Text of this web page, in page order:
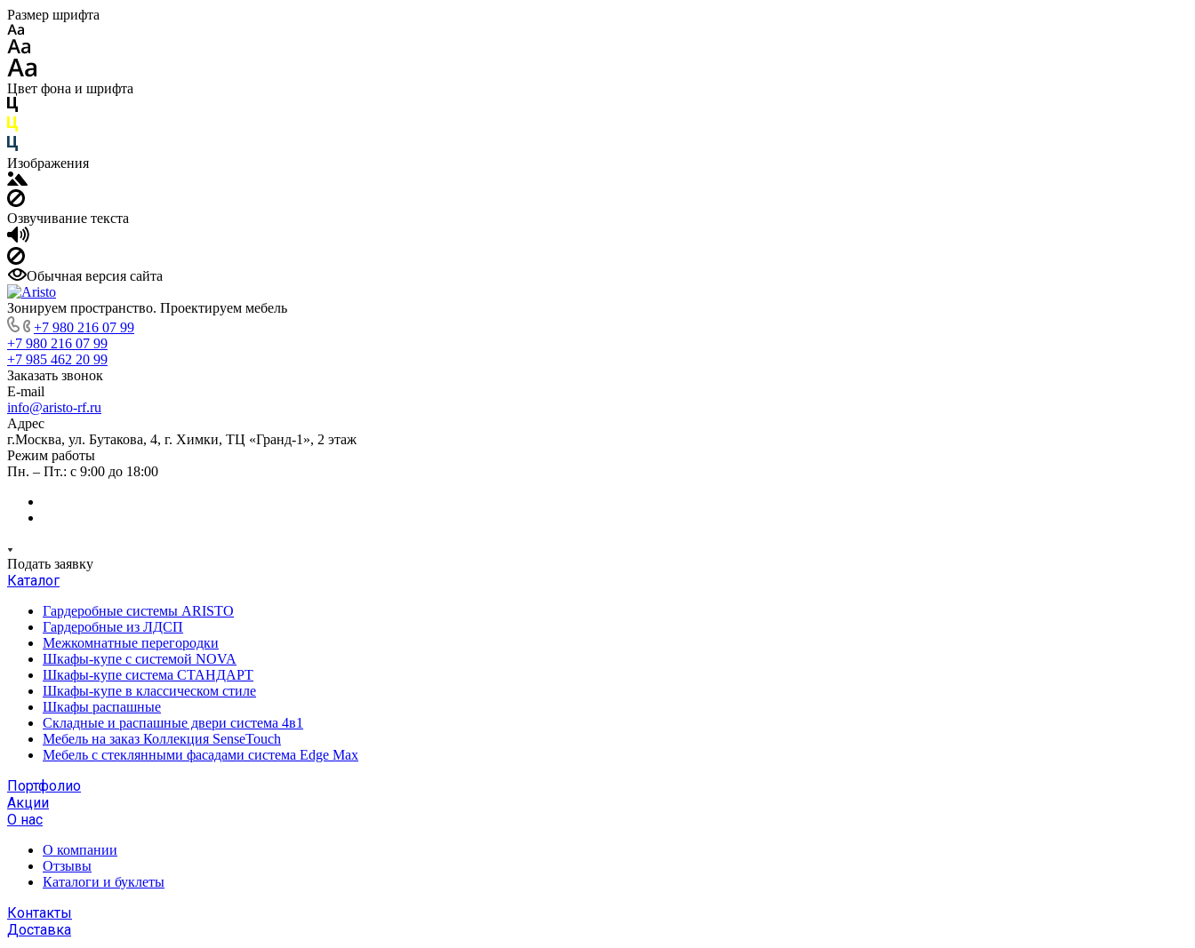
Размер шрифта
Цвет фона и шрифта
Изображения
Озвучивание текста
Обычная версия сайта
Зонируем пространство. Проектируем мебель
+7 980 216 07 99
+7 980 216 07 99
+7 985 462 20 99
Заказать звонок
E-mail
info@aristo-rf.ru
Адрес
г.Москва, ул. Бутакова, 4, г. Химки, ТЦ «Гранд-1», 2 этаж
Режим работы
Пн. – Пт.: с 9:00 до 18:00
Подать заявку
Каталог
Гардеробные системы ARISTO
Гардеробные из ЛДСП
Межкомнатные перегородки
Шкафы-купе с системой NOVA
Шкафы-купе система СТАНДАРТ
Шкафы-купе в классическом стиле
Шкафы распашные
Складные и распашные двери система 4в1
Мебель на заказ Коллекция SenseTouch
Мебель с стеклянными фасадами система Edge Max
Портфолио
Акции
О нас
О компании
Отзывы
Каталоги и буклеты
Контакты
Доставка